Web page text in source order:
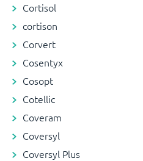
Cortisol
cortison
Corvert
Cosentyx
Cosopt
Cotellic
Coveram
Coversyl
Coversyl Plus